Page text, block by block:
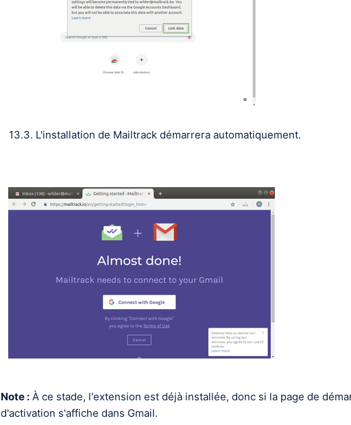
13.3. L'installation de Mailtrack démarrera automatiquement.
Note : À ce stade, l'extension est déjà installée, donc si la page de
d'activation s'affiche dans Gmail.